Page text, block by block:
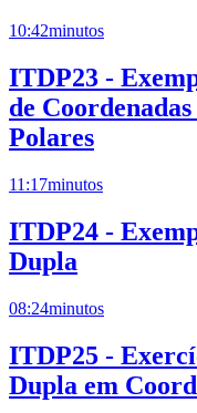
10:42minutos
ITDP23 -
de
Polares
11:17minutos
ITDP24 -
Dupla
08:24minutos
ITDP25 -
Dupla em